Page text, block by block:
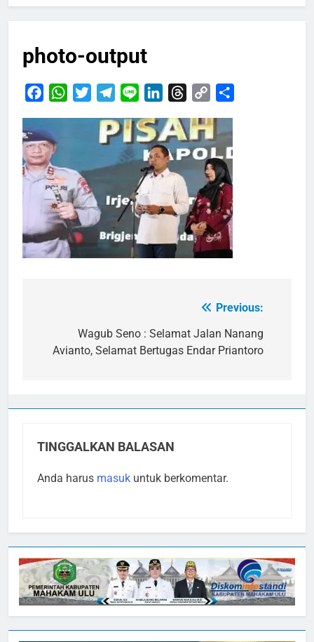
photo-output
FacebookWhatsApp
TwitterTelegram
Line LinkedInThreads
Copy
Previous:
Wagub Seno : Selamat Jalan Nanang
Avianto, Selamat Bertugas Endar Priantoro
TINGGALKAN BALASAN
Anda harus masuk untuk berkomentar.